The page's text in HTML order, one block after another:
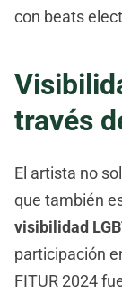
con beats
través
El artista no
que también
visibilidad
participación
FITUR 2024